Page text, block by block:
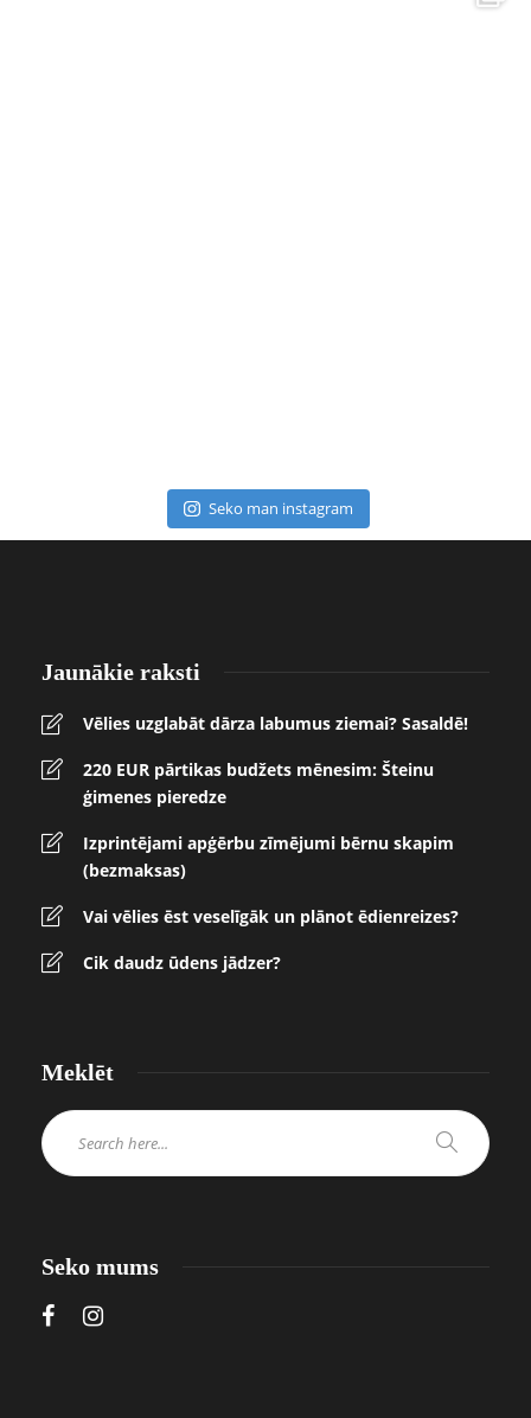
Seko man instagram
Jaunākie raksti
Vēlies uzglabāt dārza labumus ziemai? Sasaldē!
220 EUR pārtikas budžets mēnesim: Šteinu
ģimenes pieredze
Izprintējami apģērbu zīmējumi bērnu skapim
(bezmaksas)
Vai vēlies ēst veselīgāk un plānot ēdienreizes?
Cik daudz ūdens jādzer?
Meklēt
Seko mums